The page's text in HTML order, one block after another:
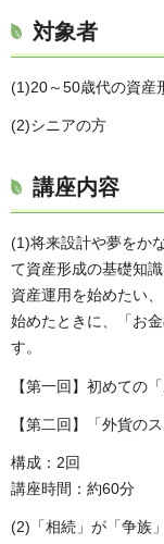
対象者
(1)20～50歳代の資産
(2)シニアの方
講座内容
(1)将来設計や夢をか
て資産形成の基礎知識
資産運用を始めたい
始めたときに、「お
す。
【第一回】初めての
【第二回】「外貨の
構成：2回
講座時間：約60分
(2)「相続」が「争族